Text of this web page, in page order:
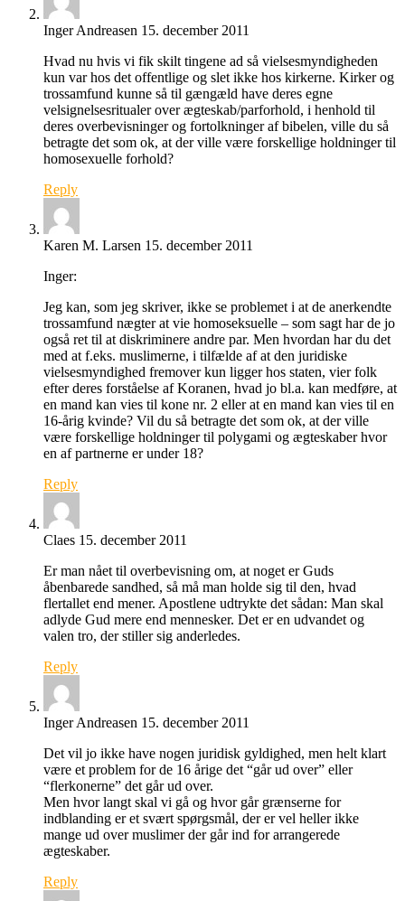
Inger Andreasen 15. december 2011
Hvad nu hvis vi fik skilt tingene ad så vielsesmyndigheden
kun var hos det offentlige og slet ikke hos kirkerne. Kirker og
trossamfund kunne så til gængæld have deres egne
velsignelsesritualer over ægteskab/parforhold, i henhold til
deres overbevisninger og fortolkninger af bibelen, ville du så
betragte det som ok, at der ville være forskellige holdninger til
homosexuelle forhold?
Reply
Karen M. Larsen 15. december 2011
Inger:
Jeg kan, som jeg skriver, ikke se problemet i at de anerkendte
trossamfund nægter at vie homoseksuelle – som sagt har de jo
også ret til at diskriminere andre par. Men hvordan har du det
med at f.eks. muslimerne, i tilfælde af at den juridiske
vielsesmyndighed fremover kun ligger hos staten, vier folk
efter deres forståelse af Koranen, hvad jo bl.a. kan medføre, at
en mand kan vies til kone nr. 2 eller at en mand kan vies til en
16-årig kvinde? Vil du så betragte det som ok, at der ville
være forskellige holdninger til polygami og ægteskaber hvor
en af partnerne er under 18?
Reply
Claes 15. december 2011
Er man nået til overbevisning om, at noget er Guds
åbenbarede sandhed, så må man holde sig til den, hvad
flertallet end mener. Apostlene udtrykte det sådan: Man skal
adlyde Gud mere end mennesker. Det er en udvandet og
valen tro, der stiller sig anderledes.
Reply
Inger Andreasen 15. december 2011
Det vil jo ikke have nogen juridisk gyldighed, men helt klart
være et problem for de 16 årige det “går ud over” eller
“flerkonerne” det går ud over.
Men hvor langt skal vi gå og hvor går grænserne for
indblanding er et svært spørgsmål, der er vel heller ikke
mange ud over muslimer der går ind for arrangerede
ægteskaber.
Reply